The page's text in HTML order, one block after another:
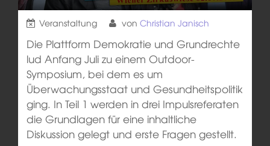
Veranstaltung von Christian Janisch
Die Plattform Demokratie und Grundrechte
lud Anfang Juli zu einem Outdoor-
Symposium, bei dem es um
Überwachungsstaat und Gesundheitspolitik
ging. In Teil 1 werden in drei Impulsreferaten
die Grundlagen für eine inhaltliche
Diskussion gelegt und erste Fragen gestellt.